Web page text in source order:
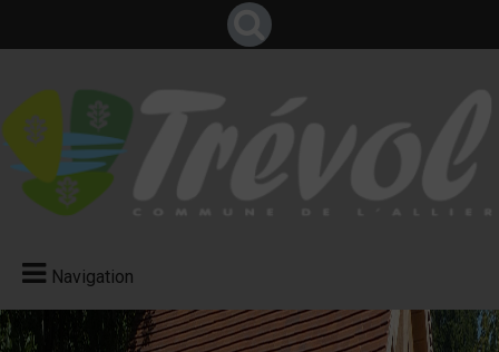
Navigation